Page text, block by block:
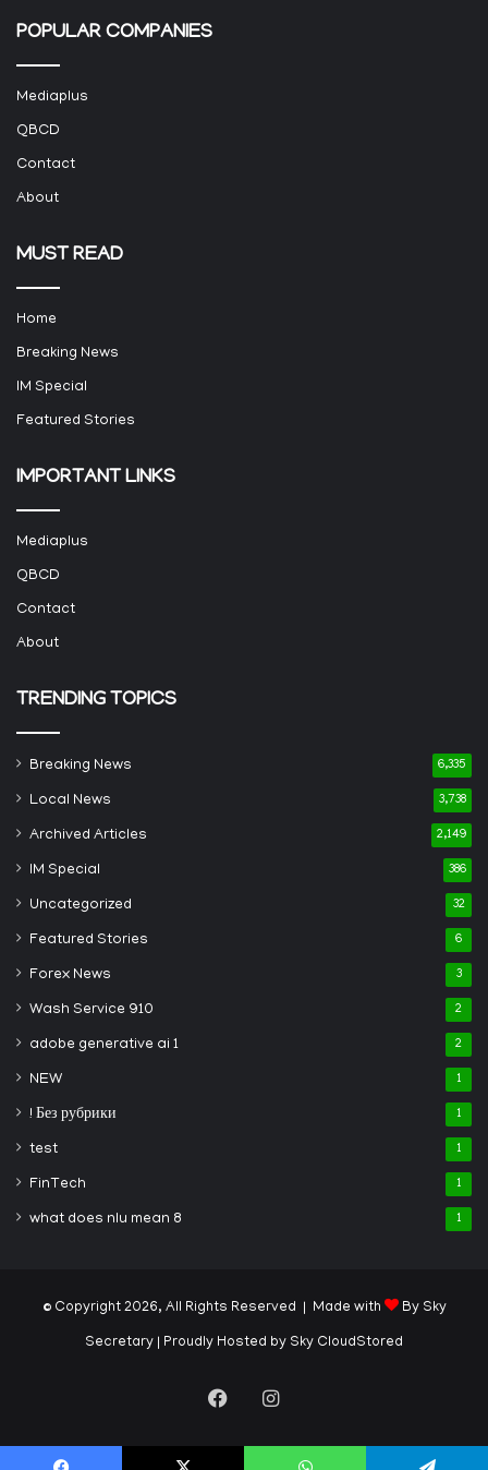
POPULAR COMPANIES
Mediaplus
QBCD
Contact
About
MUST READ
Home
Breaking News
IM Special
Featured Stories
IMPORTANT LINKS
Mediaplus
QBCD
Contact
About
TRENDING TOPICS
Breaking News 6,335
Local News 3,738
Archived Articles 2,149
IM Special 386
Uncategorized 32
Featured Stories 6
Forex News 3
Wash Service 910 2
adobe generative ai 1 2
NEW 1
! Без рубрики 1
test 1
FinTech 1
what does nlu mean 8 1
© Copyright 2026, All Rights Reserved | Made with By Sky
Secretary | Proudly Hosted by Sky CloudStored
FacebookInstagram